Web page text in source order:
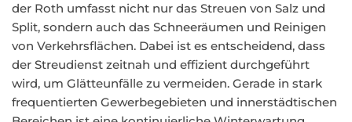
der Roth umfasst nicht nur das Streuen von Salz und
Split, sondern auch das Schneeräumen und Reinigen
von Verkehrsflächen. Dabei ist es entscheidend, dass
der Streudienst zeitnah und effizient durchgeführt
wird, um Glätteunfälle zu vermeiden. Gerade in stark
frequentierten Gewerbegebieten und innerstädtischen